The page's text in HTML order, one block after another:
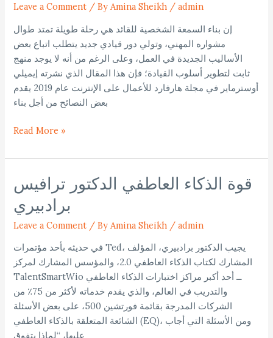
Leave a Comment /By Amina Sheikh /admin
إن بناء السمعة الشخصية للقائد هي رحلة طويلة تمتد طوال
مشواره المهني، وتولي دور قيادي جديد يتطلب اتباع بعض
الأساليب الجديدة في العمل، وعلى الرغم من أنه لا يوجد منهج
ثابت لتطوير أسلوب القيادة؛ فإن هذا المقال الذي نشرته إيميلي
أوسترماير في مجلة هارفارد للأعمال على الإنترنت عام 2019 يقدم
بعض النصائح من أجل بناء
أسلوب
الخاص
بك
Read More »
قوة الذكاء العاطفي الدكتور ترافيس
برادبيري
Leave a Comment /By Amina Sheikh /admin
في حديثه بأحد مؤتمرات Ted، يجيب الدكتور برادبيري، المؤلف
المشارك لكتاب الذكاء العاطفي 2.0، والمؤسس المشارك لمركز
TalentSmartWio ــ أحد أكبر مراكز اختبارات الذكاء العاطفي
والتدريب في العالم، والذي يقدم خدماته لأكثر من 75٪ من
الشركات المدرجة بقائمة فورتشين 500، على بعض الأسئلة
الشائعة المتعلقة بالذكاء العاطفي (EQ)، ومن الأسئلة التي أجاب
عليها، “لماذا يتفوق
الذكاء
العاطفي
الدكتور
برادبيري